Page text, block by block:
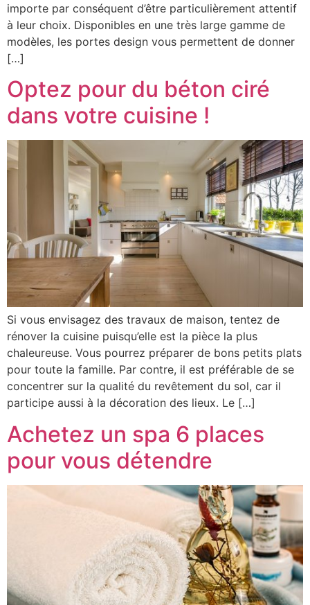
importe par conséquent d’être particulièrement attentif
à leur choix. Disponibles en une très large gamme de
modèles, les portes design vous permettent de donner
[…]
Optez pour du béton ciré
dans votre cuisine !
Si vous envisagez des travaux de maison, tentez de
rénover la cuisine puisqu’elle est la pièce la plus
chaleureuse. Vous pourrez préparer de bons petits plats
pour toute la famille. Par contre, il est préférable de se
concentrer sur la qualité du revêtement du sol, car il
participe aussi à la décoration des lieux. Le […]
Achetez un spa 6 places
pour vous détendre